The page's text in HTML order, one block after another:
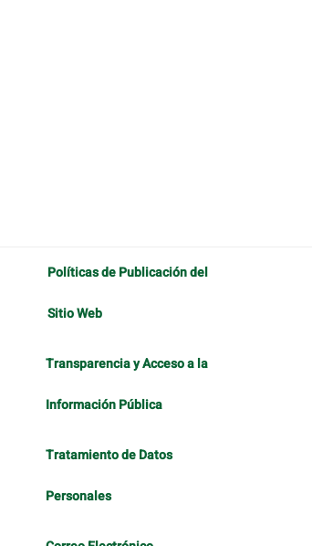
Políticas de Publicación del
Sitio Web
Transparencia y Acceso a la
Información Pública
Tratamiento de Datos
Personales